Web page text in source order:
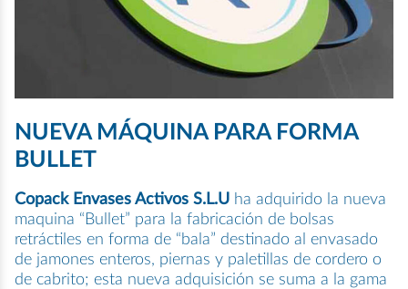
NUEVA MÁQUINA PARA FORMA
BULLET
Copack Envases Activos S.L.U ha adquirido la nueva
maquina “Bullet” para la fabricación de bolsas
retráctiles en forma de “bala” destinado al envasado
de jamones enteros, piernas y paletillas de cordero o
de cabrito; esta nueva adquisición se suma a la gama